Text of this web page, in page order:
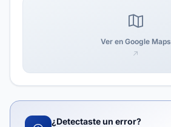
Ver en Google Maps
¿Detectaste un error?